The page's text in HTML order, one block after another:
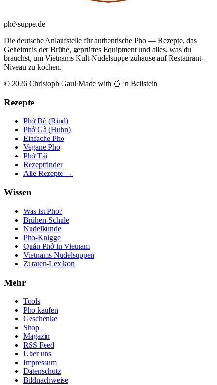
phở·suppe.de
Die deutsche Anlaufstelle für authentische Pho — Rezepte, das
Geheimnis der Brühe, geprüftes Equipment und alles, was du
brauchst, um Vietnams Kult-Nudelsuppe zuhause auf Restaurant-
Niveau zu kochen.
© 2026 Christoph Gaul·Made with 🍜 in Beilstein
Rezepte
Phở Bò (Rind)
Phở Gà (Huhn)
Einfache Pho
Vegane Pho
Phở Tái
Rezeptfinder
Alle Rezepte →
Wissen
Was ist Pho?
Brühen-Schule
Nudelkunde
Pho-Knigge
Quán Phở in Vietnam
Vietnams Nudelsuppen
Zutaten-Lexikon
Mehr
Tools
Pho kaufen
Geschenke
Shop
Magazin
RSS Feed
Über uns
Impressum
Datenschutz
Bildnachweise